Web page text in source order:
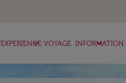
EXPÉRIENCE VOYAGE
keyboard_arrow_down INFORMATION
keyboard_arrow_down